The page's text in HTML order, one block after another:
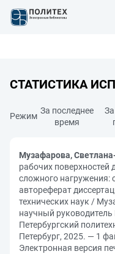
СТАТИСТИКА
Режим
За последнее
время
Музафарова,
рабочих
сложного нагружения:
автореферат
технических наук /
научный
Петербургский
Петербург, 2025. — 1
Электронная версия